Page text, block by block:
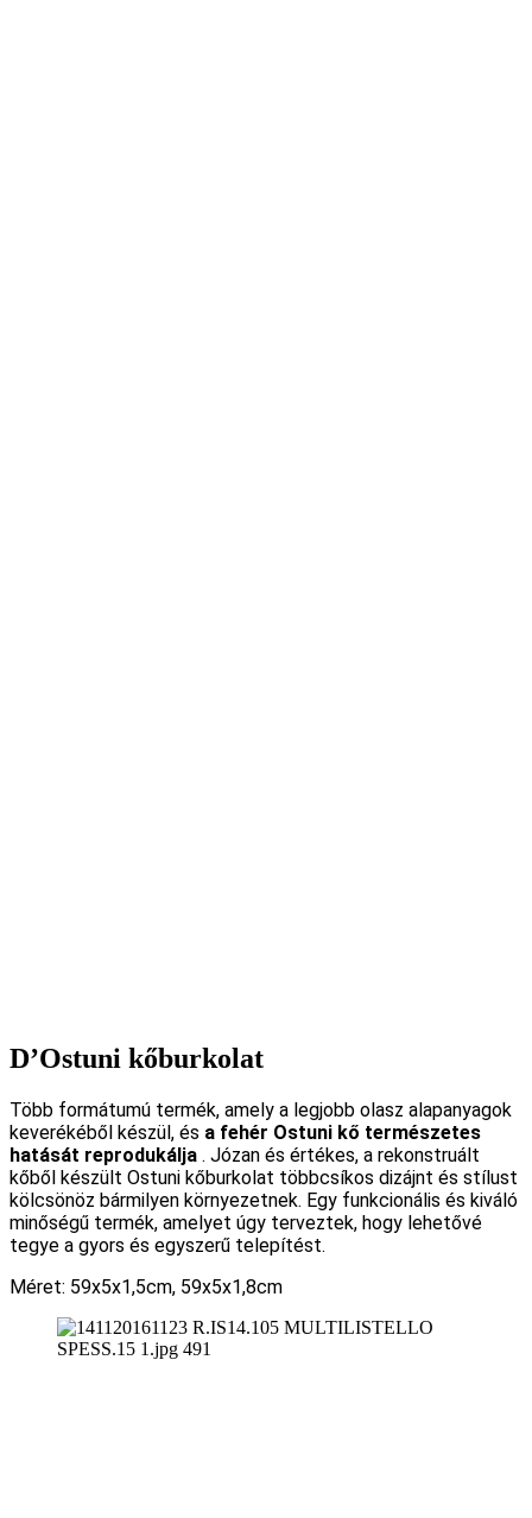
D’Ostuni kőburkolat
Több formátumú termék, amely a legjobb olasz alapanyagok
keverékéből készül, és a fehér Ostuni kő természetes
hatását reprodukálja . Józan és értékes, a rekonstruált
kőből készült Ostuni kőburkolat többcsíkos dizájnt és stílust
kölcsönöz bármilyen környezetnek. Egy funkcionális és kiváló
minőségű termék, amelyet úgy terveztek, hogy lehetővé
tegye a gyors és egyszerű telepítést.
Méret: 59x5x1,5cm, 59x5x1,8cm